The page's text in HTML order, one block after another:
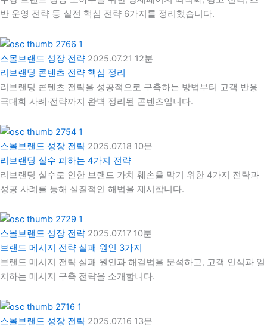
반 운영 전략 등 실전 핵심 전략 6가지를 정리했습니다.
스몰브랜드 성장 전략 2025.07.21 12분
리브랜딩 콘텐츠 전략 핵심 정리
리브랜딩 콘텐츠 전략을 성공적으로 구축하는 방법부터 고객 반응
극대화 사례·전략까지 완벽 정리된 콘텐츠입니다.
스몰브랜드 성장 전략 2025.07.18 10분
리브랜딩 실수 피하는 4가지 전략
리브랜딩 실수로 인한 브랜드 가치 훼손을 막기 위한 4가지 전략과
성공 사례를 통해 실질적인 해법을 제시합니다.
스몰브랜드 성장 전략 2025.07.17 10분
브랜드 메시지 전략 실패 원인 3가지
브랜드 메시지 전략 실패 원인과 해결법을 분석하고, 고객 인식과 일
치하는 메시지 구축 전략을 소개합니다.
스몰브랜드 성장 전략 2025.07.16 13분